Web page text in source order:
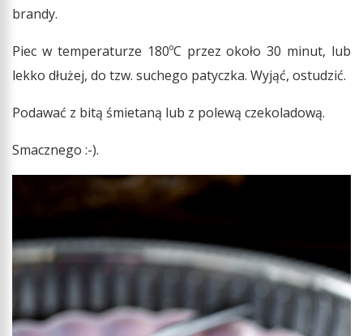
brandy.
Piec w temperaturze 180ºC przez około 30 minut, lub
lekko dłużej, do tzw. suchego patyczka. Wyjąć, ostudzić.
Podawać z bitą śmietaną lub z polewą czekoladową.
Smacznego :-).